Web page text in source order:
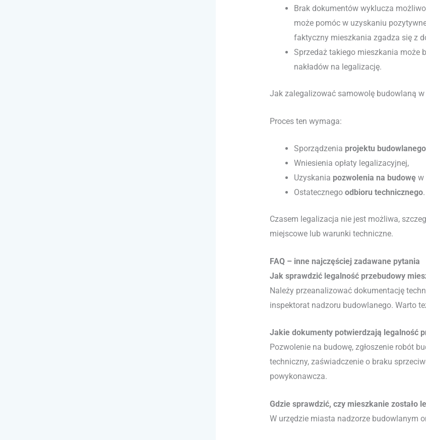
Brak dokumentów wyklucza
może pomóc w uzyskaniu
faktyczny mieszkania zgadza się z
Sprzedaż takiego mieszkania może
nakładów na legalizację.
Jak zalegalizować samowolę budowlaną
Proces ten wymaga:
Sporządzenia projektu budowlanego
Wniesienia opłaty legalizacyjnej,
Uzyskania pozwolenia na budowę w
Ostatecznegoodbioru technicznego.
Czasem legalizacja nie jest możliwa,
miejscowe lub warunki techniczne.
FAQ – inne najczęściej zadawane pytania
Jak sprawdzić legalność przebudowy
Należy przeanalizować dokumentację
inspektorat nadzoru budowlanego. Warto
Jakie dokumenty potwierdzają legalność
Pozwolenie na budowę, zgłoszenie robót
techniczny, zaświadczenie o braku
powykonawcza.
Gdzie sprawdzić, czy mieszkanie zostało
W urzędzie miasta nadzorze budowlanym